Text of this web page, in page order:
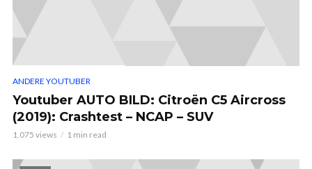
ANDERE YOUTUBER
Youtuber AUTO BILD: Citroën C5 Aircross
(2019): Crashtest – NCAP – SUV
1.075 views 1 min read